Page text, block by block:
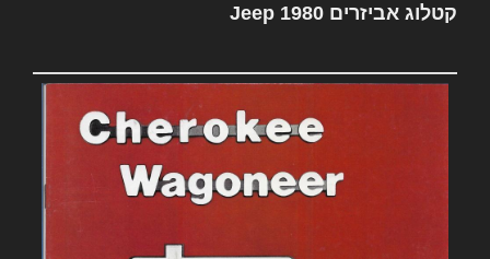
קטלוג אביזרים Jeep 1980